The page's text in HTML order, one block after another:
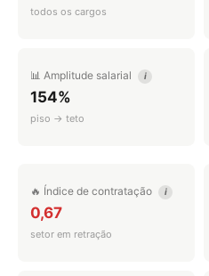
todos os cargos
📊 Amplitude salarial i
154%
piso → teto
🔥 Índice de contratação i
0,67
setor em retração